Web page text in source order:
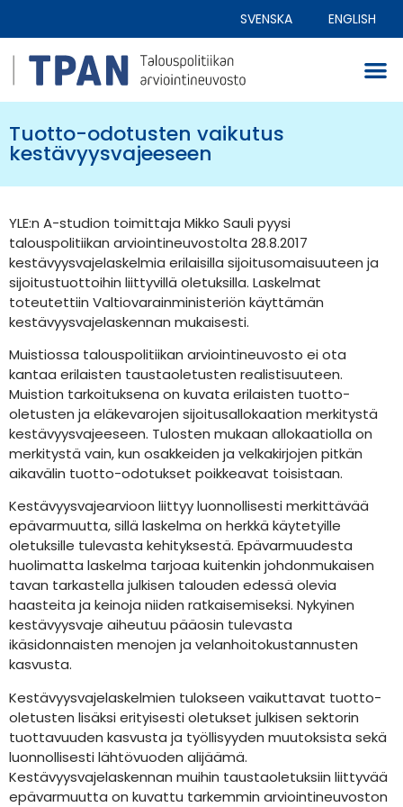
SVENSKA ENGLISH
Tuotto-odotusten vaikutus
kestävyysvajeeseen
YLE:n A-studion toimittaja Mikko Sauli pyysi
talouspolitiikan arviointineuvostolta 28.8.2017
kestävyysvajelaskelmia erilaisilla sijoitusomaisuuteen ja
sijoitustuottoihin liittyvillä oletuksilla. Laskelmat
toteutettiin Valtiovarainministeriön käyttämän
kestävyysvajelaskennan mukaisesti.
Muistiossa talouspolitiikan arviointineuvosto ei ota
kantaa erilaisten taustaoletusten realistisuuteen.
Muistion tarkoituksena on kuvata erilaisten tuotto-
oletusten ja eläkevarojen sijoitusallokaation merkitystä
kestävyysvajeeseen. Tulosten mukaan allokaatiolla on
merkitystä vain, kun osakkeiden ja velkakirjojen pitkän
aikavälin tuotto-odotukset poikkeavat toisistaan.
Kestävyysvajearvioon liittyy luonnollisesti merkittävää
epävarmuutta, sillä laskelma on herkkä käytetyille
oletuksille tulevasta kehityksestä. Epävarmuudesta
huolimatta laskelma tarjoaa kuitenkin johdonmukaisen
tavan tarkastella julkisen talouden edessä olevia
haasteita ja keinoja niiden ratkaisemiseksi. Nykyinen
kestävyysvaje aiheutuu pääosin tulevasta
ikäsidonnaisten menojen ja velanhoitokustannusten
kasvusta.
Kestävyysvajelaskelmien tulokseen vaikuttavat tuotto-
oletusten lisäksi erityisesti oletukset julkisen sektorin
tuottavuuden kasvusta ja työllisyyden muutoksista sekä
luonnollisesti lähtövuoden alijäämä.
Kestävyysvajelaskennan muihin taustaoletuksiin liittyvää
epävarmuutta on kuvattu tarkemmin arviointineuvoston